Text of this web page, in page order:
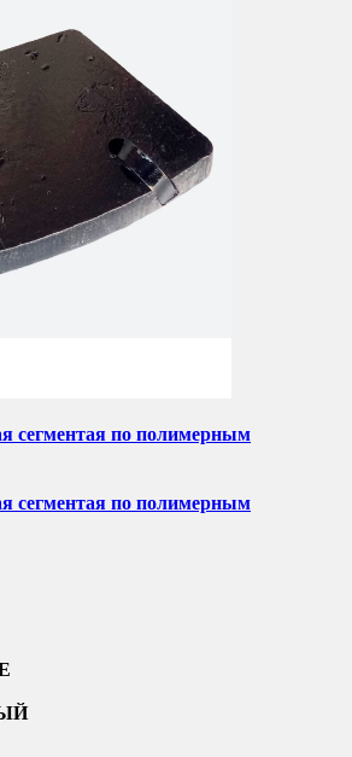
сегментая по полимерным
сегментая по полимерным